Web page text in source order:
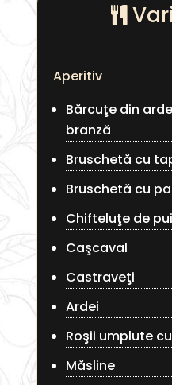
Aperitiv
Bărcuţe din
branză
Bruschetă cu
Bruschetă cu
Chifteluţe de
Caşcaval
Castraveţi
Ardei
Roşii umplute
Măsline